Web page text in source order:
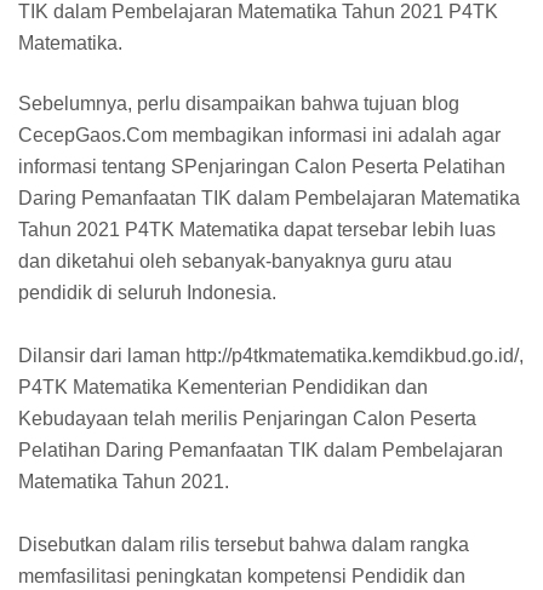
TIK dalam Pembelajaran Matematika Tahun 2021 P4TK
Matematika.
Sebelumnya, perlu disampaikan bahwa tujuan blog
CecepGaos.Com membagikan informasi ini adalah agar
informasi tentang SPenjaringan Calon Peserta Pelatihan
Daring Pemanfaatan TIK dalam Pembelajaran Matematika
Tahun 2021 P4TK Matematika dapat tersebar lebih luas
dan diketahui oleh sebanyak-banyaknya guru atau
pendidik di seluruh Indonesia.
Dilansir dari laman http://p4tkmatematika.kemdikbud.go.id/,
P4TK Matematika Kementerian Pendidikan dan
Kebudayaan telah merilis Penjaringan Calon Peserta
Pelatihan Daring Pemanfaatan TIK dalam Pembelajaran
Matematika Tahun 2021.
Disebutkan dalam rilis tersebut bahwa dalam rangka
memfasilitasi peningkatan kompetensi Pendidik dan